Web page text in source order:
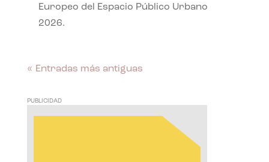
Europeo del Espacio Público Urbano
2026.
« Entradas más antiguas
PUBLICIDAD